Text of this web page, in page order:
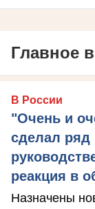
Главное
В России
"Очень и
сделал
реакция в
Назначены